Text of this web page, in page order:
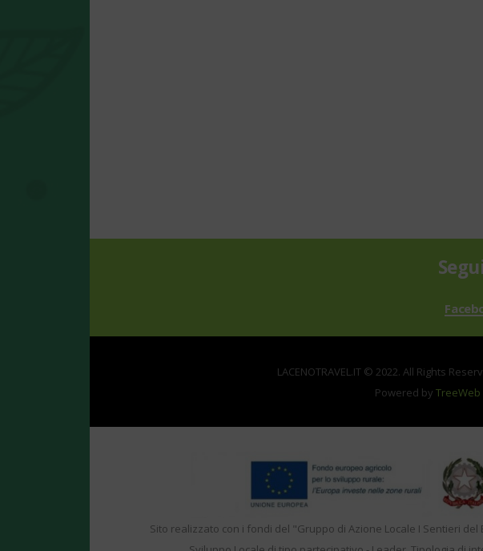
LACENOTRAVEL.IT © 2022. All Rights
Powered by TreeWeb
Sito realizzato con i fondi del "Gruppo di Azione Locale I Sentieri del